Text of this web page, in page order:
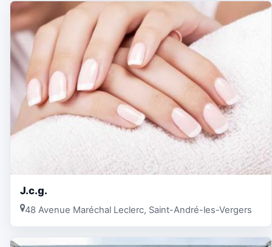
J.c.g.
48 Avenue Maréchal Leclerc, Saint-André-les-Vergers